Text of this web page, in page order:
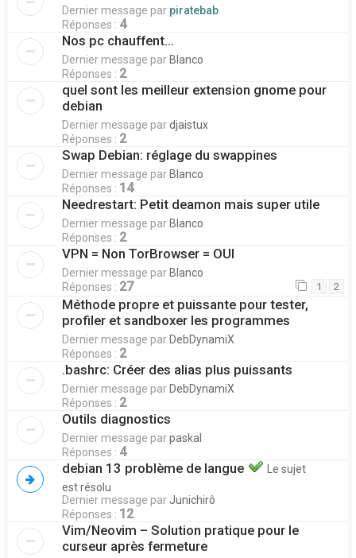
Dernier message par piratebab
Réponses : 4
Nos pc chauffent...
Dernier message par Blanco
Réponses : 2
quel sont les meilleur extension gnome pour
debian
Dernier message pardjaistux
Réponses : 2
Swap Debian: réglage du swappines
Dernier message par Blanco
Réponses : 14
Needrestart: Petit deamon mais super utile
Dernier message par Blanco
Réponses : 2
VPN = Non TorBrowser = OUI
Dernier message par Blanco
Réponses : 27 1 2
Méthode propre et puissante pour tester,
profiler et sandboxer les programmes
Dernier message par DebDynamiX
Réponses : 2
.bashrc: Créer des alias plus puissants
Dernier message par DebDynamiX
Réponses : 2
Outils diagnostics
Dernier message parpaskal
Réponses : 4
debian 13 problème de langue
Le sujet
est résolu
Dernier message par Junichirô
Réponses : 12
Vim/Neovim – Solution pratique pour le
curseur après fermeture